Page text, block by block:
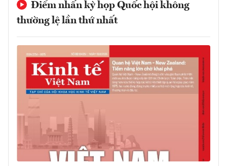
Điểm nhấn kỳ họp Quốc hội không
thường lệ lần thứ nhất